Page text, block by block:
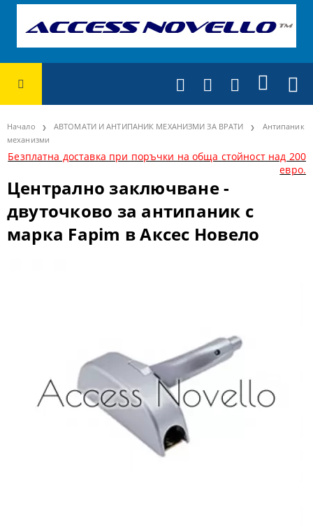
Начало АВТОМАТИ И АНТИПАНИК МЕХАНИЗМИ ЗА ВРАТИ
Антипаник
механизми
Безплатна доставка при поръчки на обща стойност над 200
евро.
Централно заключване -
двуточково за антипаник с
марка Fapim в Аксес Новело